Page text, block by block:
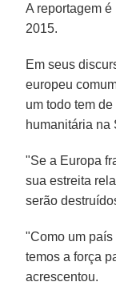
A reportagem
2015.
Em seus
europeu
um todo tem
humanitária na
"Se a Europa
sua estreita
serão
"Como um
temos a força
acrescentou.